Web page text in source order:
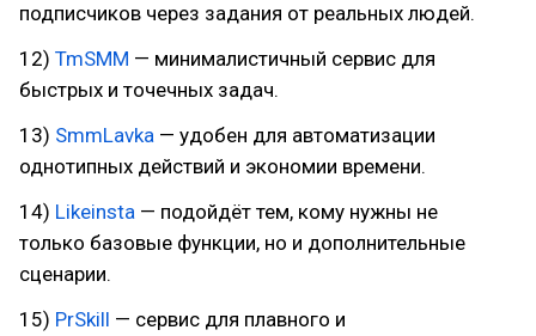
подписчиков через задания от реальных людей.
12) TmSMM — минималистичный сервис для
быстрых и точечных задач.
13) SmmLavka — удобен для автоматизации
однотипных действий и экономии времени.
14) Likeinsta — подойдёт тем, кому нужны не
только базовые функции, но и дополнительные
сценарии.
15) PrSkill — сервис для плавного и